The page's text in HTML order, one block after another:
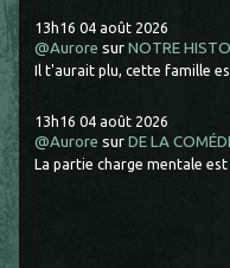
13h16 04 août 2026
@Aurore surNOTRE
Il t'aurait plu, cette famille
13h16 04 août 2026
@Aurore surDE LA
La partie charge mentale